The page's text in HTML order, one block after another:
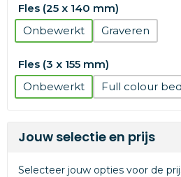
Fles (25 x 140 mm)
Onbewerkt
Graveren
Fles (3 x 155 mm)
Onbewerkt
Full colour
Jouw selectie en prijs
Selecteer jouw opties voor de